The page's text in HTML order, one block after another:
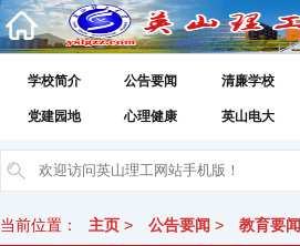
学校简介 公告要闻 清廉学校
党建园地 心理健康 英山电大
当前位置： 主页 > 公告要闻 > 教育要闻